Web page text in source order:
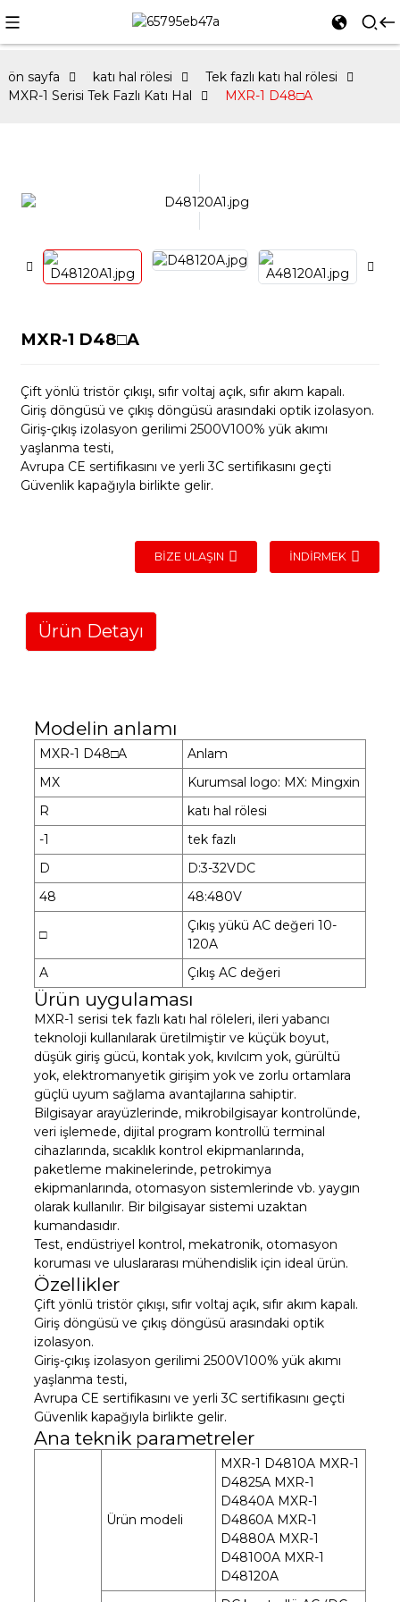
ön sayfa katı hal rölesi
Tek fazlı katı hal rölesi
MXR-1 Serisi Tek Fazlı Katı Hal
MXR-1 D48□A
MXR-1 D48□A
Çift yönlü tristör çıkışı, sıfır voltaj açık, sıfır akım kapalı.
Giriş döngüsü ve çıkış döngüsü arasındaki optik izolasyon.
Giriş-çıkış izolasyon gerilimi 2500V100% yük akımı
yaşlanma testi,
Avrupa CE sertifikasını ve yerli 3C sertifikasını geçti
Güvenlik kapağıyla birlikte gelir.
BIZE ULAŞIN İNDIRMEK
Ürün Detayı
Modelin anlamı
MXR-1 D48□A
Anlam
MX
Kurumsal logo: MX: Mingxin
R
katı hal rölesi
-1
tek fazlı
D
D:3-32VDC
48
48:480V
□
Çıkış yükü AC değeri 10-
120A
A
Çıkış AC değeri
Ürün uygulaması
MXR-1 serisi tek fazlı katı hal röleleri, ileri yabancı
teknoloji kullanılarak üretilmiştir ve küçük boyut,
düşük giriş gücü, kontak yok, kıvılcım yok, gürültü
yok, elektromanyetik girişim yok ve zorlu ortamlara
güçlü uyum sağlama avantajlarına sahiptir.
Bilgisayar arayüzlerinde, mikrobilgisayar kontrolünde,
veri işlemede, dijital program kontrollü terminal
cihazlarında, sıcaklık kontrol ekipmanlarında,
paketleme makinelerinde, petrokimya
ekipmanlarında, otomasyon sistemlerinde vb. yaygın
olarak kullanılır. Bir bilgisayar sistemi uzaktan
kumandasıdır.
Test, endüstriyel kontrol, mekatronik, otomasyon
koruması ve uluslararası mühendislik için ideal ürün.
Özellikler
Çift yönlü tristör çıkışı, sıfır voltaj açık, sıfır akım kapalı.
Giriş döngüsü ve çıkış döngüsü arasındaki optik
izolasyon.
Giriş-çıkış izolasyon gerilimi 2500V100% yük akımı
yaşlanma testi,
Avrupa CE sertifikasını ve yerli 3C sertifikasını geçti
Güvenlik kapağıyla birlikte gelir.
Ana teknik parametreler
Ürün modeli
MXR-1 D4810A MXR-1
D4825A MXR-1
D4840A MXR-1
D4860A MXR-1
D4880A MXR-1
D48100A MXR-1
D48120A